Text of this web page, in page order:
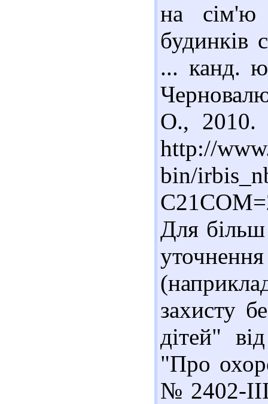
на сім'ю
будинків
... канд.
О.,
http://
bin/
Для більш
захисту
дітей"
"Про
№ 2402-